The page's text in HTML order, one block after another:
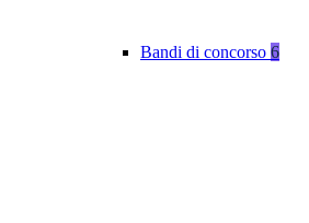
Bandi di concorso 6